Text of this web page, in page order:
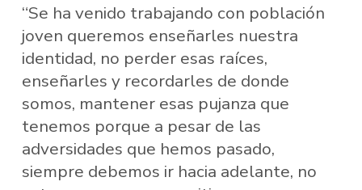
“Se ha venido trabajando con población
joven queremos enseñarles nuestra
identidad, no perder esas raíces,
enseñarles y recordarles de donde
somos, mantener esas pujanza que
tenemos porque a pesar de las
adversidades que hemos pasado,
siempre debemos ir hacia adelante, no